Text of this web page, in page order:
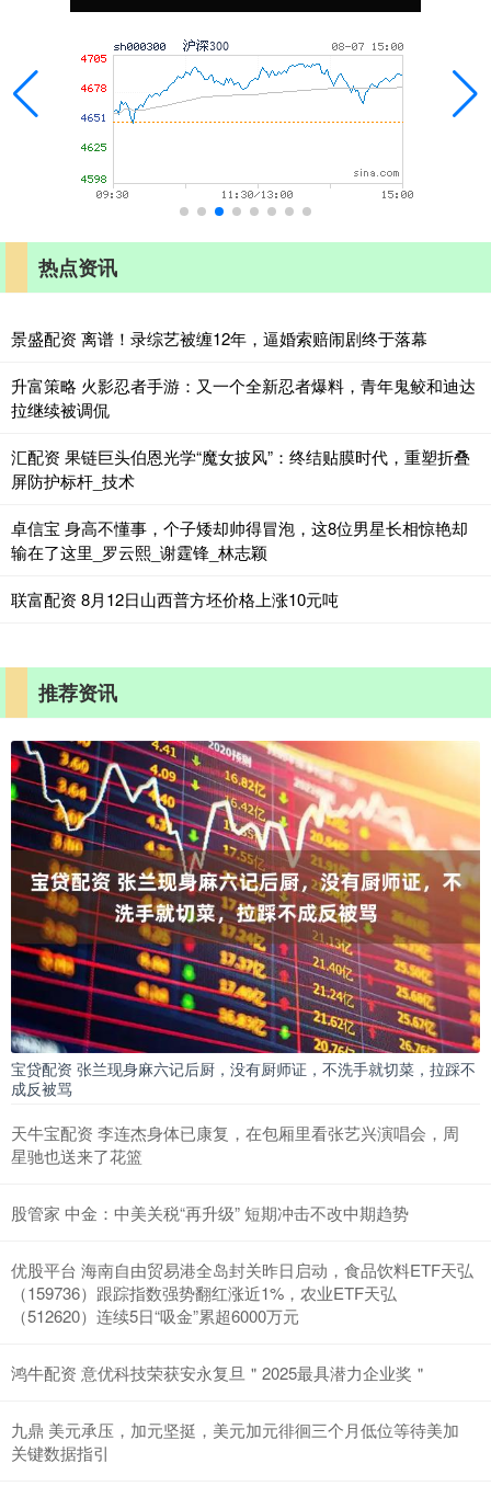
热点资讯
景盛配资 离谱！录综艺被缠12年，逼婚索赔闹剧终于落幕
升富策略 火影忍者手游：又一个全新忍者爆料，青年鬼鲛和迪达
拉继续被调侃
汇配资 果链巨头伯恩光学“魔女披风”：终结贴膜时代，重塑折叠
屏防护标杆_技术
卓信宝 身高不懂事，个子矮却帅得冒泡，这8位男星长相惊艳却
输在了这里_罗云熙_谢霆锋_林志颖
联富配资 8月12日山西普方坯价格上涨10元吨
推荐资讯
宝贷配资 张兰现身麻六记后厨，没有厨师证，不洗手就切菜，拉踩不
成反被骂
天牛宝配资 李连杰身体已康复，在包厢里看张艺兴演唱会，周
星驰也送来了花篮
股管家 中金：中美关税“再升级” 短期冲击不改中期趋势
优股平台 海南自由贸易港全岛封关昨日启动，食品饮料ETF天弘
（159736）跟踪指数强势翻红涨近1%，农业ETF天弘
（512620）连续5日“吸金”累超6000万元
鸿牛配资 意优科技荣获安永复旦＂2025最具潜力企业奖＂
九鼎 美元承压，加元坚挺，美元加元徘徊三个月低位等待美加
关键数据指引